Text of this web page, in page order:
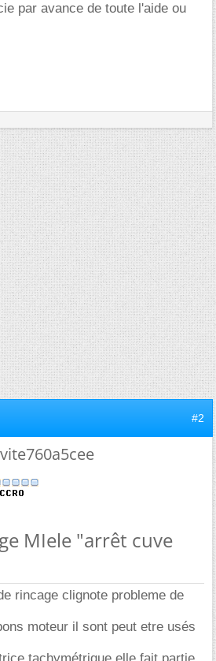
par avance de toute l'aide ou
#2
MIele "arrêt cuve
rincage clignote probleme de
moteur il sont peut etre usés